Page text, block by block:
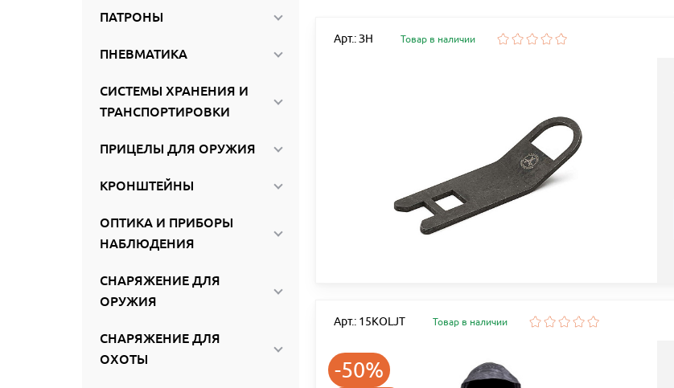
ПАТРОНЫ
ПНЕВМАТИКА
СИСТЕМЫ ХРАНЕНИЯ И
ТРАНСПОРТИРОВКИ
ПРИЦЕЛЫ ДЛЯ ОРУЖИЯ
КРОНШТЕЙНЫ
ОПТИКА И ПРИБОРЫ
НАБЛЮДЕНИЯ
СНАРЯЖЕНИЕ ДЛЯ
ОРУЖИЯ
СНАРЯЖЕНИЕ ДЛЯ
ОХОТЫ
Арт.: ЗН Товар в наличии
Арт.: 15KOLJT Товар в наличии
-50%